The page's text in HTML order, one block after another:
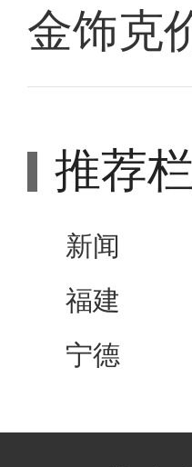
金饰克
推荐
新闻
福建
宁德